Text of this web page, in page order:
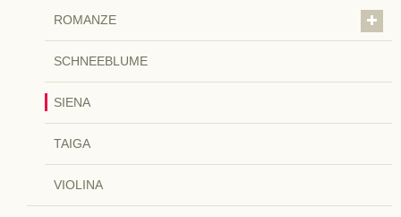
ROMANZE
SCHNEEBLUME
SIENA
TAIGA
VIOLINA